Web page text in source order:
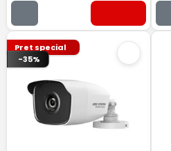
Pret special
-35%